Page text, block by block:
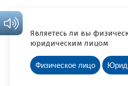
Являетесь ли вы
юридическим лицом
Физическое лицо